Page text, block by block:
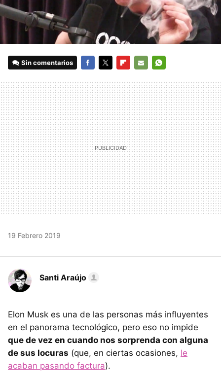
Sin comentarios
MAIL
19 Febrero 2019
Santi Araújo
Elon Musk es una de las personas más influyentes
en el panorama tecnológico, pero eso no impide
que de vez en cuando nos sorprenda con alguna
de sus locuras (que, en ciertas ocasiones, le
acaban pasando factura).